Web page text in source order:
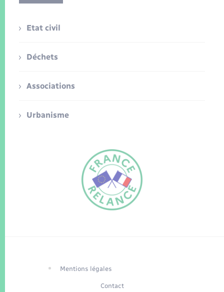
Etat civil
Déchets
Associations
Urbanisme
Mentions légales
Contact